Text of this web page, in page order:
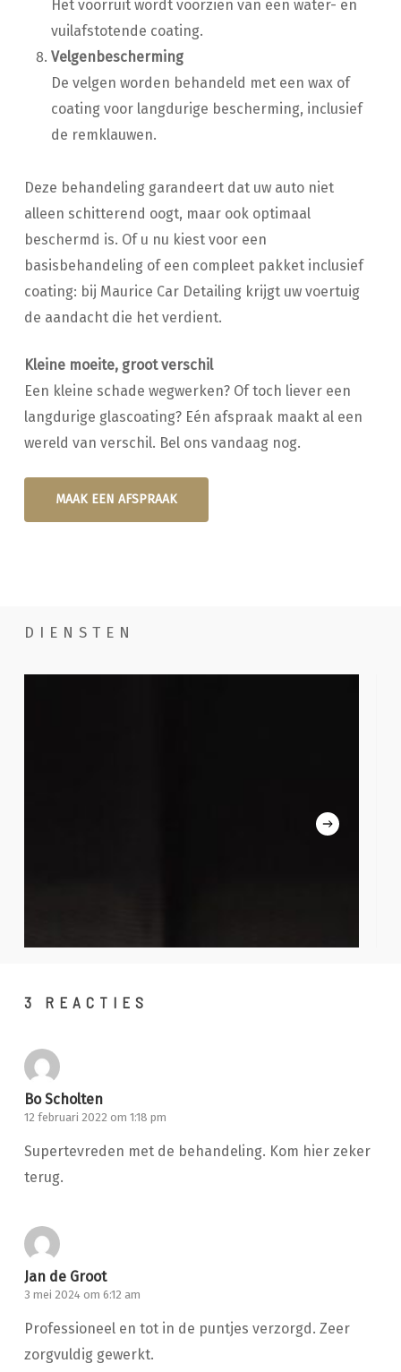
Het voorruit wordt voorzien van een water- en
vuilafstotende coating.
Velgenbescherming
De velgen worden behandeld met een wax of
coating voor langdurige bescherming, inclusief
de remklauwen.
Deze behandeling garandeert dat uw auto niet
alleen schitterend oogt, maar ook optimaal
beschermd is. Of u nu kiest voor een
basisbehandeling of een compleet pakket inclusief
coating: bij Maurice Car Detailing krijgt uw voertuig
de aandacht die het verdient.
Kleine moeite, groot verschil
Een kleine schade wegwerken? Of toch liever een
langdurige glascoating? Eén afspraak maakt al een
wereld van verschil. Bel ons vandaag nog.
MAAK EEN AFSPRAAK
DIENSTEN
3 REACTIES
Bo Scholten
12 februari 2022 om 1:18 pm
Supertevreden met de behandeling. Kom hier zeker
terug.
Jan de Groot
3 mei 2024 om 6:12 am
Professioneel en tot in de puntjes verzorgd. Zeer
zorgvuldig gewerkt.